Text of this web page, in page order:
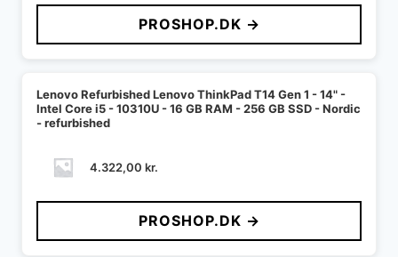
PROSHOP.DK →
Lenovo Refurbished Lenovo ThinkPad T14 Gen 1 - 14" -
Intel Core i5 - 10310U - 16 GB RAM - 256 GB SSD - Nordic
- refurbished
4.322,00 kr.
PROSHOP.DK →